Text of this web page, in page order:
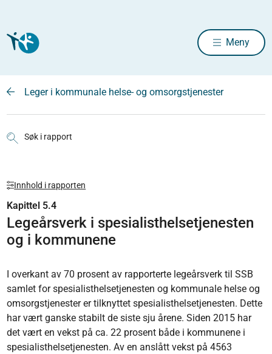
Meny
Leger i kommunale helse- og omsorgstjenester
Søk i rapport
Innhold i rapporten
Kapittel 5.4
Legeårsverk i spesialisthelsetjenesten
og i kommunene
I overkant av 70 prosent av rapporterte legeårsverk til SSB
samlet for spesialisthelsetjenesten og kommunale helse og
omsorgstjenester er tilknyttet spesialisthelsetjenesten. Dette
har vært ganske stabilt de siste sju årene. Siden 2015 har
det vært en vekst på ca. 22 prosent både i kommunene i
spesialisthelsetjenesten. Av en anslått vekst på 4563